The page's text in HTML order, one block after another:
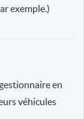
exemple.)
en
véhicules